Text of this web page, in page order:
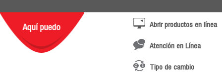
Abrir productos en línea
Atención en Línea
Tipo de cambio